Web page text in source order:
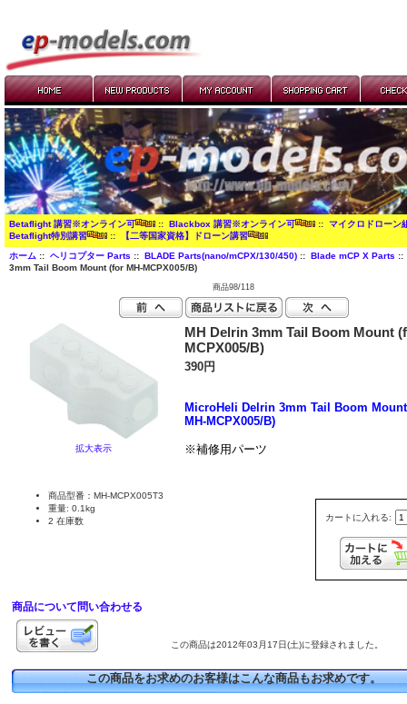
Betaflight 講習※オンライン可 :: Blackbox 講習※オンライン可 :: マイクロドローン
Betaflight特別講習
:: 【二等国家資格】ドローン講習
ホーム:: ヘリコプター Parts :: BLADE Parts(nano/mCPX/130/450):: Blade mCP X Parts ::
3mm Tail Boom Mount (for MH-MCPX005/B)
商品98/118
拡大表示
MH Delrin 3mm Tail Boom Mount
MCPX005/B)
390円
MicroHeli Delrin 3mm Tail Boom
MH-MCPX005/B)
※補修用パーツ
カートに入れる:
商品型番：MH-MCPX005T3
重量: 0.1kg
2 在庫数
商品について問い合わせる
この商品は2012年03月17日(土)に登録されました。
この商品をお求めのお客様はこんな商品もお求めです。